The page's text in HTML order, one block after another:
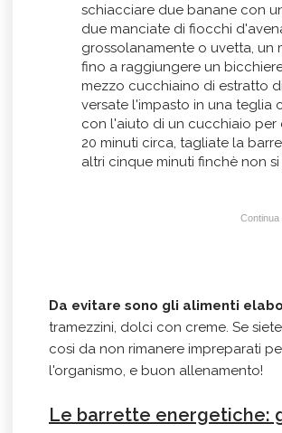
schiacciare due banane con
due manciate di fiocchi
grossolanamente o uvetta, un
fino a raggiungere un
mezzo cucchiaino di estratto
versate l'impasto in una
con l'aiuto di un cucchiaio per
20 minuti circa, tagliate la
altri cinque minuti finchè non
Continua
Da evitare sono gli alimenti
tramezzini, dolci con creme. Se
cosi da non rimanere impreparati
l'organismo, e buon allenamento!
Le barrette energetiche: